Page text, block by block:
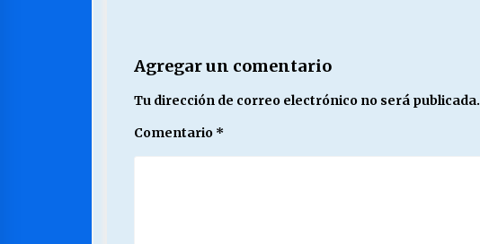
Agregar un comentario
Tu dirección de correo electrónico no será publicada.
Comentario *